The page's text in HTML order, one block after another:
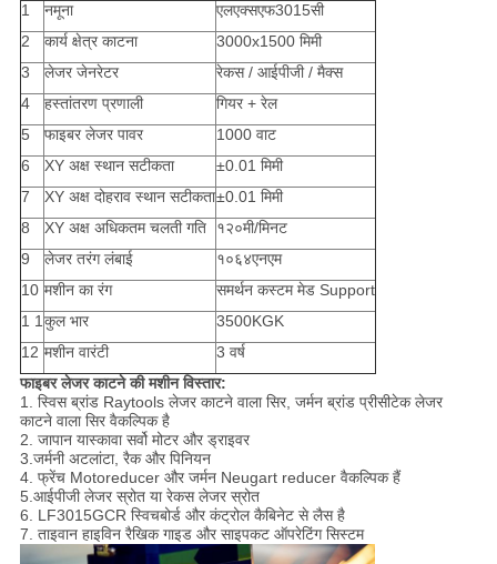
1
नमूना
एलएक्सएफ3015सी
2
कार्य क्षेत्र काटना
3000x1500 मिमी
3
लेजर जेनरेटर
रेकस / आईपीजी / मैक्स
4
हस्तांतरण प्रणाली
गियर + रेल
5
फाइबर लेजर पावर
1000 वाट
6
XY अक्ष स्थान सटीकता
±0.01 मिमी
7
XY अक्ष दोहराव स्थान सटीकता±0.01 मिमी
8
XY अक्ष अधिकतम चलती गति
१२०मी/मिनट
9
लेजर तरंग लंबाई
१०६४एनएम
10 मशीन का रंग
समर्थन कस्टम मेड Support
1 1कुल भार
3500KGK
12 मशीन वारंटी
3 वर्ष
फाइबर लेजर काटने की मशीन विस्तार:
1. स्विस ब्रांड Raytools लेजर काटने वाला सिर, जर्मन ब्रांड प्रीसीटेक लेजर
काटने वाला सिर वैकल्पिक है
2. जापान यास्कावा सर्वो मोटर और ड्राइवर
3.जर्मनी अटलांटा, रैक और पिनियन
4. फ्रेंच Motoreducer और जर्मन Neugart reducer वैकल्पिक हैं
5.आईपीजी लेजर स्रोत या रेकस लेजर स्रोत
6. LF3015GCR स्विचबोर्ड और कंट्रोल कैबिनेट से लैस है
7. ताइवान हाइविन रैखिक गाइड और साइपकट ऑपरेटिंग सिस्टम